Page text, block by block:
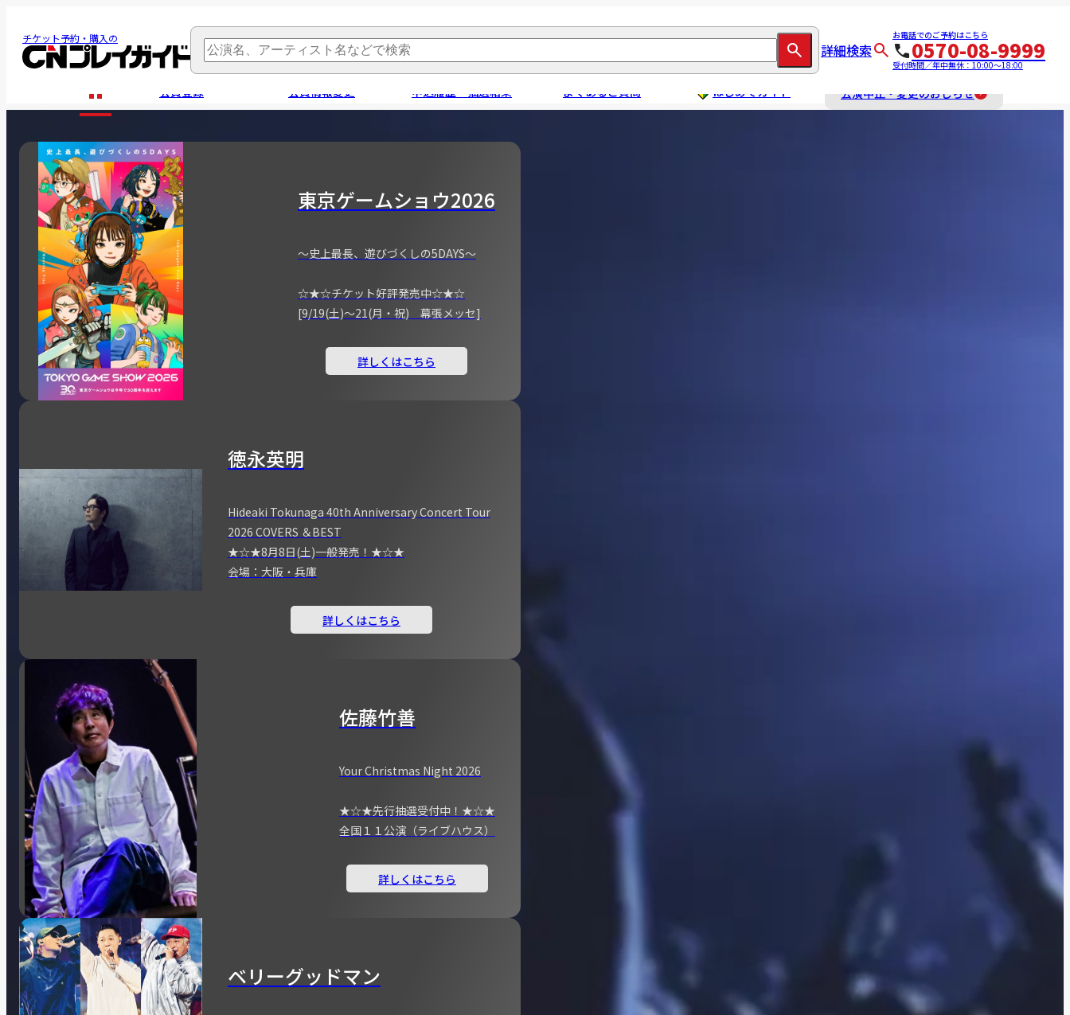
チケット予約・購入の
詳細検索
お電話でのご予約はこちら
0570-08-9999
受付時間／年中無休：10:00～18:00
会員登録 会員情報変更 申込履歴・抽選結果 よくあるご質問 はじめてガイド 公演中止・変更のおしらせ
東京ゲームショウ2026
～史上最長、遊びづくしの5DAYS～
☆★☆チケット好評発売中☆★☆
[9/19(土)～21(月・祝) 幕張メッセ]
詳しくはこちら
徳永英明
Hideaki Tokunaga 40th Anniversary Concert Tour
2026 COVERS ＆BEST
★☆★8月8日(土)一般発売！★☆★
会場：大阪・兵庫
詳しくはこちら
佐藤竹善
Your Christmas Night 2026
★☆★先行抽選受付中！★☆★
全国１１公演（ライブハウス）
詳しくはこちら
ベリーグッドマン